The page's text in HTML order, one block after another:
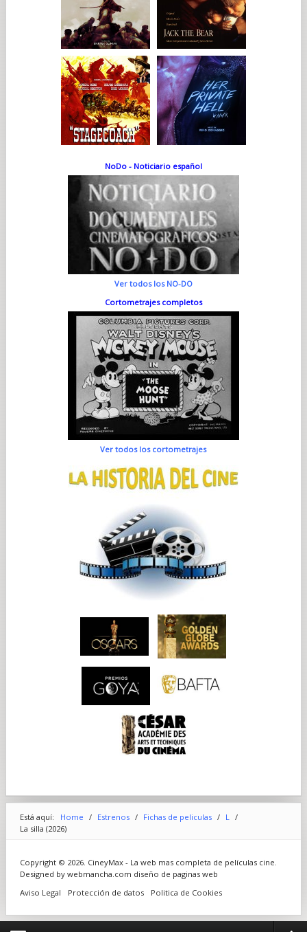
NoDo - Noticiario español
Ver todos los NO-DO
Cortometrajes completos
Ver todos los cortometrajes
Está aquí: Home / Estrenos / Fichas de peliculas / L /
La silla (2026)
Copyright © 2026. CineyMax - La web mas completa de películas cine.
Designed by webmancha.com diseño de paginas web
Aviso Legal
Protección de datos Politica de Cookies